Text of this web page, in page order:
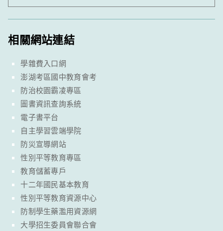
相關網站連結
學雜費入口網
澎湖考區國中教育會考
防治校園霸凌專區
圖書資訊查詢系統
電子書平台
自主學習雲端學院
防災宣導網站
性別平等教育專區
教育儲蓄專戶
十二年國民基本教育
性別平等教育資源中心
防制學生藥濫用資源網
大學招生委員會聯合會